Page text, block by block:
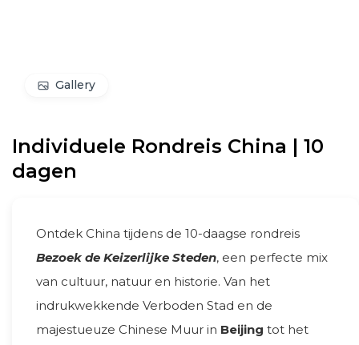
Gallery
Individuele Rondreis China | 10
dagen
Ontdek China tijdens de 10-daagse rondreis
Bezoek de Keizerlijke Steden, een perfecte mix
van cultuur, natuur en historie. Van het
indrukwekkende Verboden Stad en de
majestueuze Chinese Muur in Beijing tot het